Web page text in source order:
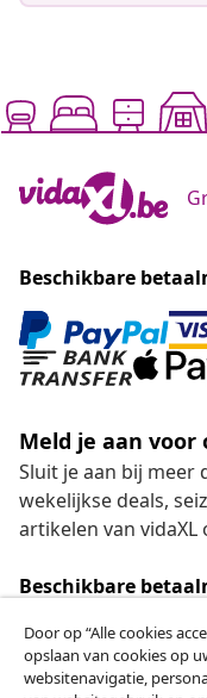
Beschikbare
Meld je aan
Sluit je aan bij meer
wekelijkse deals,
artikelen van vidaXL
Beschikbare
Door op “Alle cookies
opslaan van cookies op
websitenavigatie,